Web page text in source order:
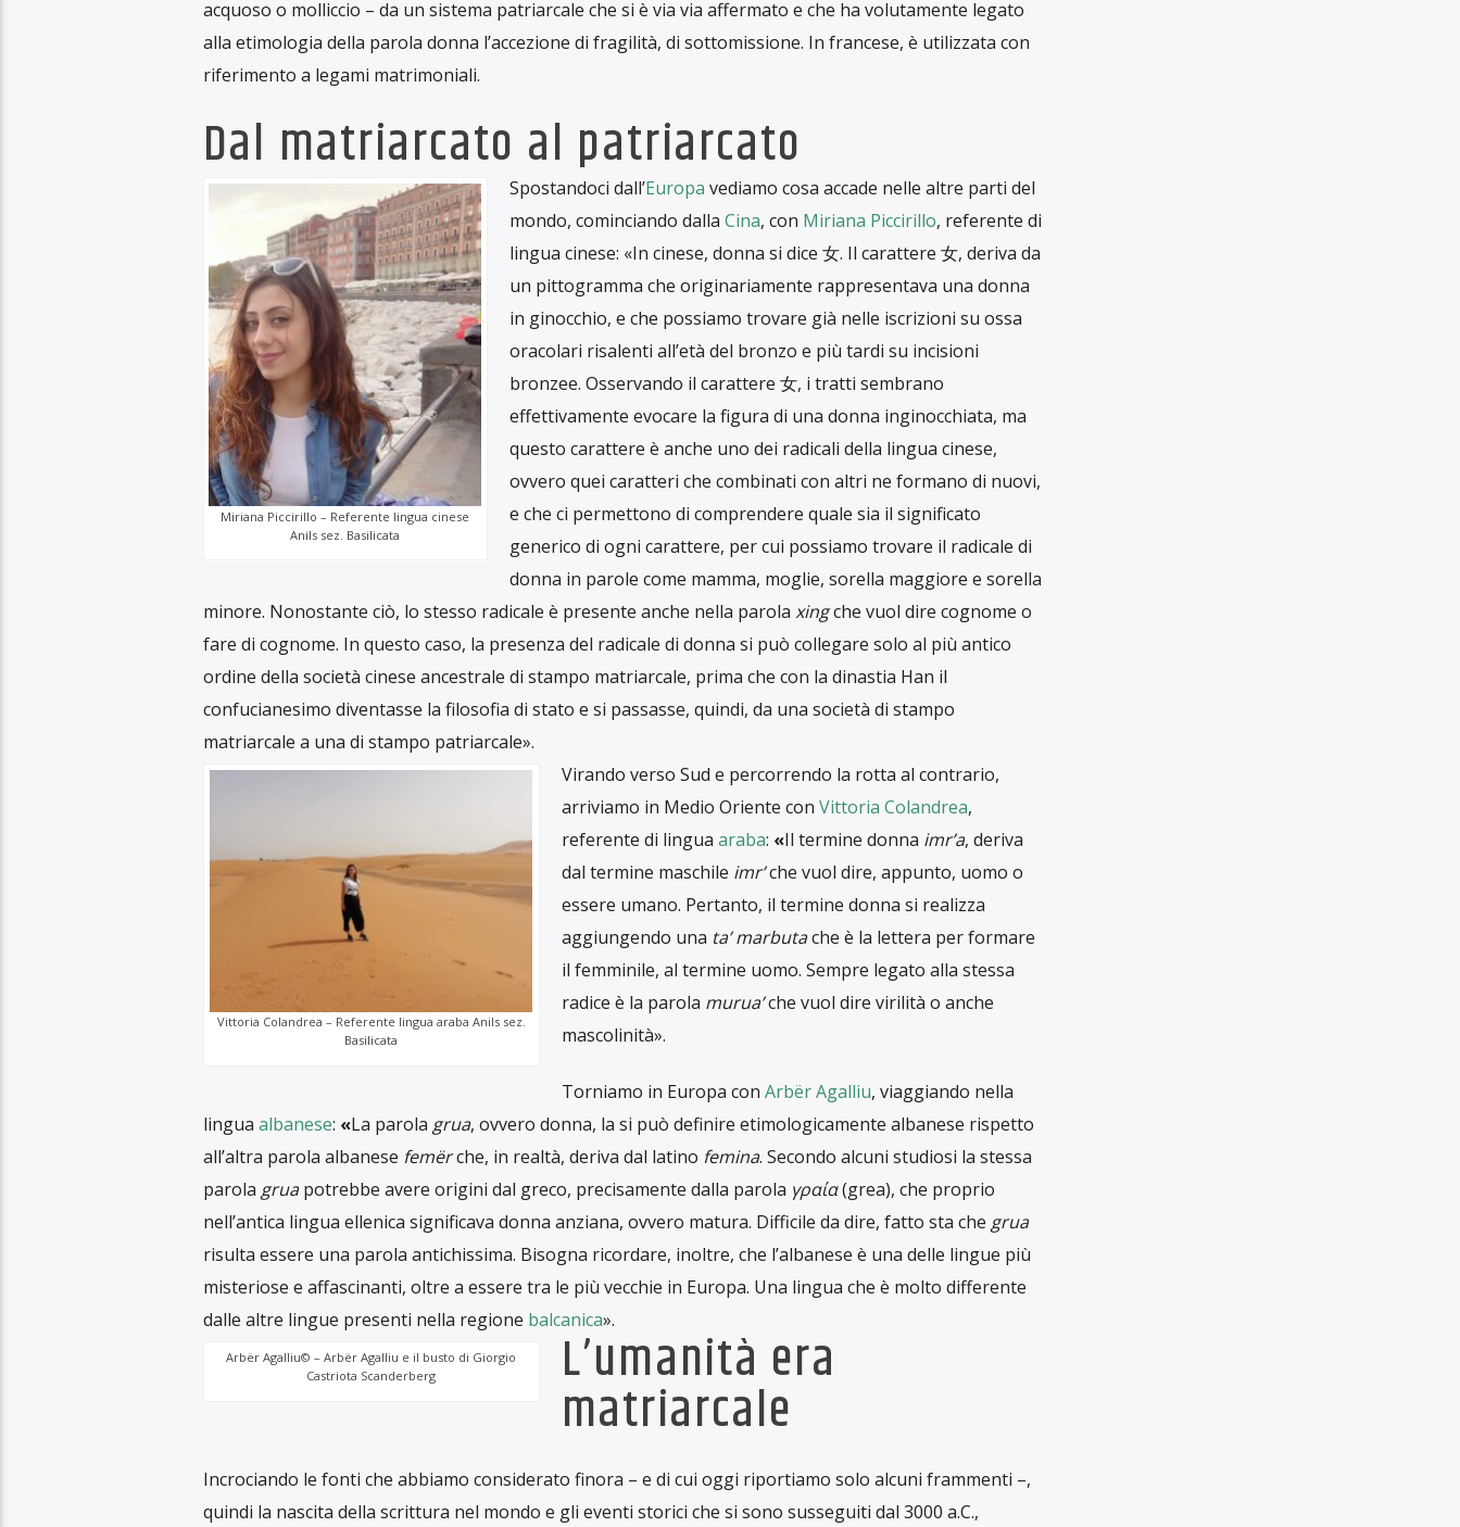
Un tempo, i luoghi e le persone erano legati, oggi sono interconnessi da un unico filo conduttore, oltre
le acque degli oceani e le catene montuose: le lingue. Sulla base di diverse fonti storiche e linguistiche,
proviamo a raccogliere insieme ad
AnilsBasilicata (Associazione Nazionale Insegnanti Lingue
Straniere, sezione regionale) e Arbër Agalliu – giornalista, collaboratore diAlbania News– le
primissime informazioni che ruotano intorno alla parola donna. Valentina Barile suRadio Bullets.
Ascolta il podcast
Da dove arriva la parola donna?
Per avere un’idea dell’etimologia della parola donnain alcune lingue del mondo, prese da Est a Ovest e
da Nord a Sud, per cominciare a delineare un profilo iniziale di ciò che è stato, che è e che sarà è
necessario tornare ai tempi in cui la scrittura si è affermata per la prima volta. Da dove arrivano le
nostre lingue? Può il nostro parlato creare dei sensi? Quanto le nostre lingue siano state influenzate
dagli eventi storico-sociali, o come la storia di una società prenda direzioni diverse a seconda dei sensi
che vengono dati alle parole, ce lo dicono le comunità di parlanti. Donna deriva dal latino dŏmna
domĭna
– femminile di dominus , cioè signora, padrona di uno spazio non domestico, ma societario. A
differenza di quanto accadeva nell’antica Grecia, in cui le leggi, la politica, la cultura erano materia degli
uomini, mentre le donne erano relegate a un ruolo passivo e domestico che prevedeva la totale
obbedienza al padre e, successivamente, al marito. La vita della donna era scandita prevalentemente
all’interno delle mura domestiche, nella parte interna della casa, detta gineceo. Tutto questo combacia
con la derivazione dal sanscrito (di matrice indoeuropea) della parola greca donna
che nella sua prima accezione vuol dire sposa. Poi, nella seconda, diventa donna, femmina. Nella terza
moglie, concubina. Nella quarta ancella. In spagnolomujer,mulherin portoghese, e poi
derivanti dal latino. Le prime due vengono fatte derivare dal latino mulierdamulleris– che vuol dire
acquoso o molliccio – da un sistema patriarcale che si è via via affermato e che ha volutamente legato